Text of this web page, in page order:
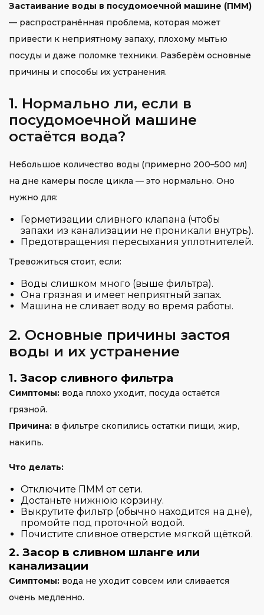
Застаивание воды в посудомоечной машине (ПММ)
— распространённая проблема, которая может
привести к неприятному запаху, плохому мытью
посуды и даже поломке техники. Разберём основные
причины и способы их устранения.
1. Нормально ли, если в
посудомоечной машине
остаётся вода?
Небольшое количество воды (примерно 200–500 мл)
на дне камеры после цикла — это нормально. Оно
нужно для:
Герметизации сливного клапана (чтобы
запахи из канализации не проникали внутрь).
Предотвращения пересыхания уплотнителей.
Тревожиться стоит, если:
Воды слишком много (выше фильтра).
Она грязная и имеет неприятный запах.
Машина не сливает воду во время работы.
2. Основные причины застоя
воды и их устранение
1. Засор сливного фильтра
Симптомы: вода плохо уходит, посуда остаётся
грязной.
Причина: в фильтре скопились остатки пищи, жир,
накипь.
Что делать:
Отключите ПММ от сети.
Достаньте нижнюю корзину.
Выкрутите фильтр (обычно находится на дне),
промойте под проточной водой.
Почистите сливное отверстие мягкой щёткой.
2. Засор в сливном шланге или
канализации
Симптомы: вода не уходит совсем или сливается
очень медленно.